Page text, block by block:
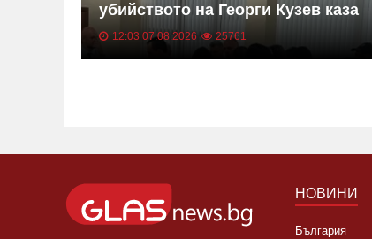
убийството на Георги Кузев каза
дали трагедията е била планирана
12:03 07.08.2026 25761
НОВИНИ
България